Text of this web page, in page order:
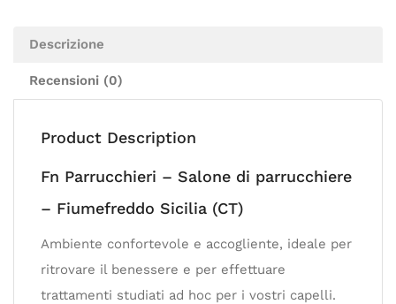
Descrizione
Recensioni (0)
Product Description
Fn Parrucchieri – Salone di parrucchiere
– Fiumefreddo Sicilia (CT)
Ambiente confortevole e accogliente, ideale per
ritrovare il benessere e per effettuare
trattamenti studiati ad hoc per i vostri capelli.